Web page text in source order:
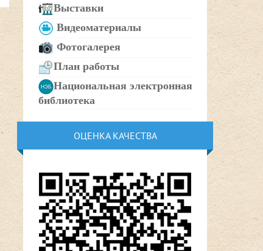
Выставки
Видеоматериалы
Фотогалерея
План работы
Национальная электронная
библиотека
ОЦЕНКА КАЧЕСТВА